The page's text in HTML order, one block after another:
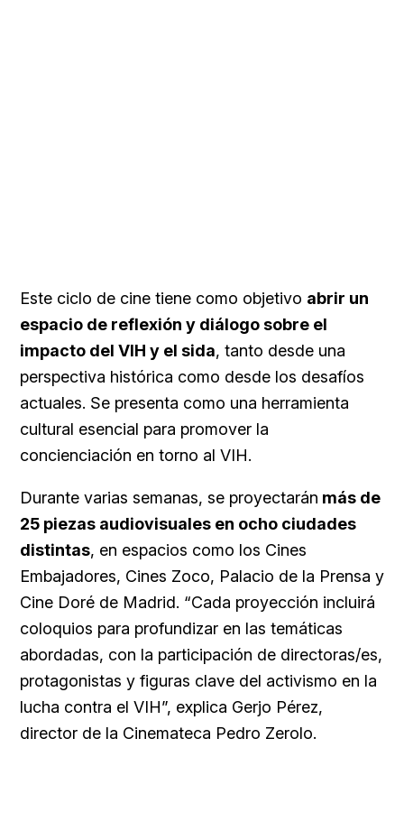
Este ciclo de cine tiene como objetivo abrir un
espacio de reflexión y diálogo sobre el
impacto del VIH y el sida, tanto desde una
perspectiva histórica como desde los desafíos
actuales. Se presenta como una herramienta
cultural esencial para promover la
concienciación en torno al VIH.
Durante varias semanas, se proyectarán más de
25 piezas audiovisuales en ocho ciudades
distintas, en espacios como los Cines
Embajadores, Cines Zoco, Palacio de la Prensa y
Cine Doré de Madrid. “Cada proyección incluirá
coloquios para profundizar en las temáticas
abordadas, con la participación de directoras/es,
protagonistas y figuras clave del activismo en la
lucha contra el VIH”, explica Gerjo Pérez,
director de la Cinemateca Pedro Zerolo.